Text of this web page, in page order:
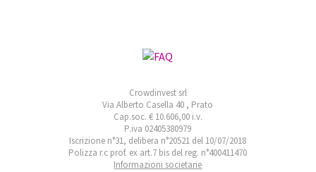
Crowdinvest srl
Via Alberto Casella 40 , Prato
Cap.soc. € 10.606,00 i.v.
P.iva 02405380979
Iscrizione n°31, delibera n°20521 del 10/07/2018
Polizza r.c prof. ex art.7 bis del reg. n°400411470
Informazioni societarie